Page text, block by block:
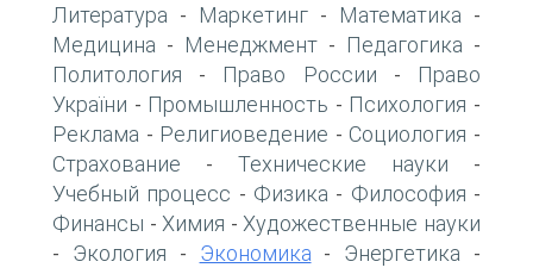
Литература - Маркетинг - Математика -
Медицина - Менеджмент - Педагогика -
Политология - Право России -
Право
України - Промышленность - Психология -
Реклама - Религиоведение - Социология -
Страхование - Технические науки -
Учебный процесс - Физика - Философия -
Финансы - Химия - Художественные науки
- Экология - Экономика - Энергетика -